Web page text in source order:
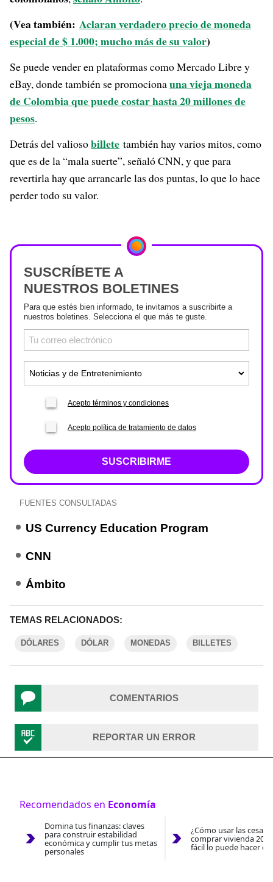
(Vea también: Aclaran verdadero precio de moneda
especial de $ 1.000; mucho más de su valor)
Se puede vender en plataformas como Mercado Libre y
eBay, donde también se promocionauna vieja moneda
de Colombia que puede costar hasta 20 millones de
pesos.
Detrás del valiosobillete también hay varios mitos, como
que es de la “mala suerte”, señaló CNN, y que para
revertirla hay que arrancarle las dos puntas, lo que lo hace
perder todo su valor.
SUSCRÍBETE A
NUESTROS BOLETINES
Para que estés bien informado, te invitamos a suscribirte a
nuestros boletines. Selecciona el que más te guste.
Acepto términos y condiciones
Acepto política de tratamiento de datos
SUSCRIBIRME
FUENTES CONSULTADAS
US Currency Education Program
CNN
Ámbito
TEMAS RELACIONADOS:
DÓLARES DÓLAR MONEDAS BILLETES
COMENTARIOS
REPORTAR UN ERROR
Recomendados en Economía
Domina tus finanzas: claves
para construir estabilidad
económica y cumplir tus metas
personales
¿Cómo usar las
comprar vivienda
fácil lo puede hacer